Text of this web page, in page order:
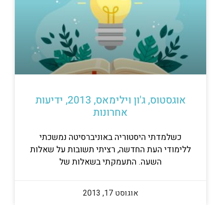
אוגסטוס, ג'ון וילימאס, 2013, ידיעות
אחרונות
כשלמדתי היסטוריה באוניברסיטה נמשכתי
ללימודי העת החדשה, רציתי תשובות על שאלות
השעה. התעמקתי בשאלות של
אוגוסט 17, 2013